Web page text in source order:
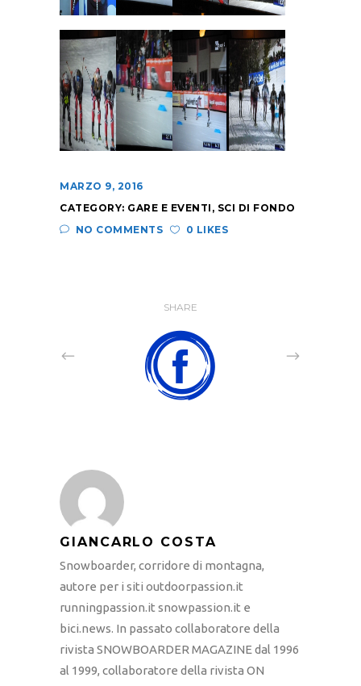
MARZO 9, 2016
CATEGORY: GARE E EVENTI , SCI DI FONDO
NO COMMENTS
0 LIKES
SHARE
GIANCARLO COSTA
Snowboarder, corridore di montagna,
autore per i siti outdoorpassion.it
runningpassion.it snowpassion.it e
bici.news. In passato collaboratore della
rivista SNOWBOARDER MAGAZINE dal 1996
al 1999, collaboratore della rivista ON